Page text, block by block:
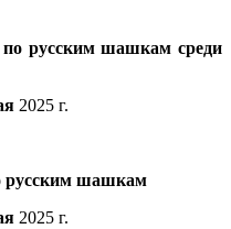
русским шашкам среди
2025 г.
русским шашкам
2025 г.